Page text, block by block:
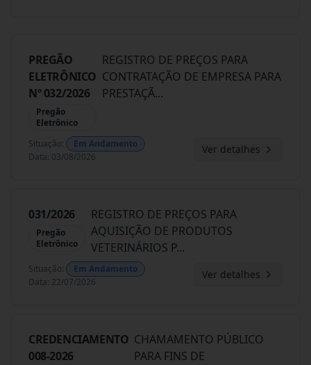
PREGÃO
ELETRÔNICO
Nº 032/2026
Pregão
Eletrônico
REGISTRO DE PREÇOS PARA
CONTRATAÇÃO DE EMPRESA PARA
PRESTAÇÃ...
Situação:
Em Andamento
Data: 03/08/2026
Ver detalhes
031/2026
Pregão
Eletrônico
REGISTRO DE PREÇOS PARA
AQUISIÇÃO DE PRODUTOS
VETERINÁRIOS P...
Situação:
Em Andamento
Data: 22/07/2026
Ver detalhes
CREDENCIAMENTO
008-2026
CHAMAMENTO PÚBLICO
PARA FINS DE